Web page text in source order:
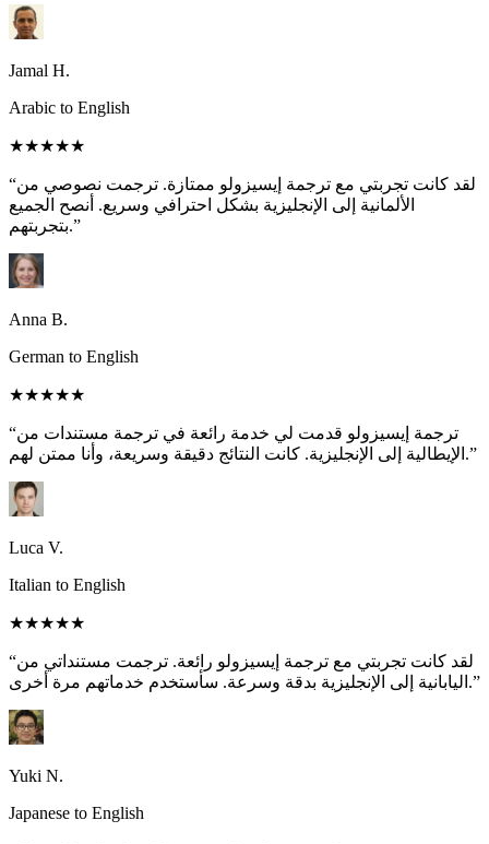
Jamal H.
Arabic to English
★★★★★
“لقد كانت تجربتي مع ترجمة إيسيزولو ممتازة. ترجمت نصوصي من
الألمانية إلى الإنجليزية بشكل احترافي وسريع. أنصح الجميع
بتجربتهم.”
Anna B.
German to English
★★★★★
“ترجمة إيسيزولو قدمت لي خدمة رائعة في ترجمة مستندات من
الإيطالية إلى الإنجليزية. كانت النتائج دقيقة وسريعة، وأنا ممتن لهم.”
Luca V.
Italian to English
★★★★★
“لقد كانت تجربتي مع ترجمة إيسيزولو رائعة. ترجمت مستنداتي من
اليابانية إلى الإنجليزية بدقة وسرعة. سأستخدم خدماتهم مرة أخرى.”
Yuki N.
Japanese to English